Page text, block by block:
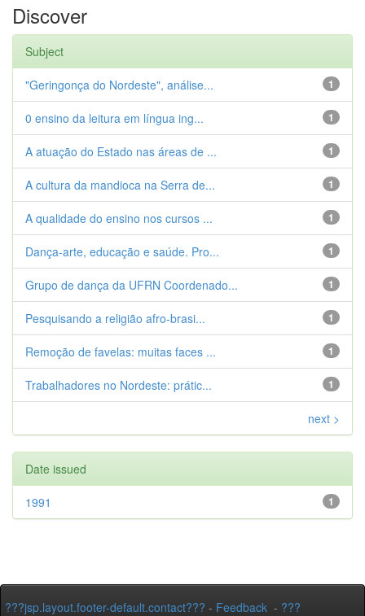
Discover
Subject
1
"Geringonça do Nordeste", análise...
1
0 ensino da leitura em língua ing...
1
A atuação do Estado nas áreas de ...
1
A cultura da mandioca na Serra de...
1
A qualidade do ensino nos cursos ...
1
Dança-arte, educação e saúde. Pro...
1
Grupo de dança da UFRN Coordenado...
1
Pesquisando a religião afro-brasi...
1
Remoção de favelas: muitas faces ...
1
Trabalhadores no Nordeste: prátic...
next >
Date issued
1
1991
???jsp.layout.footer-default.contact??? - Feedback - ???